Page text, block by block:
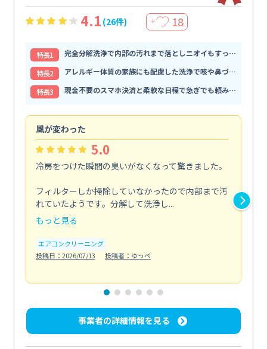
4.1 (26件) ＋ 18
特⻑1
完全分解洗浄で内部の汚れまで落としニオイもすっきり解消
特⻑2
アレルギー体質の家族にも配慮した洗浄で咳や鼻づまりが和らぐ
特⻑3
現金不要のスマホ決済と柔軟な日程で急ぎでも頼みやすい
風が変わった
5.0
冷房をつけた瞬間の臭いがなくなって驚きました。
フィルターしか掃除していなかったので内部まで汚
れていたようです。分解して洗浄し...
もっと見る
エアコンクリーニング
投稿日：2026/07/13
投稿者：ゆっぺ
事業者の詳細情報を見る